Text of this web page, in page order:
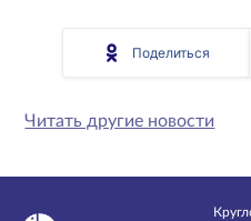
Поделиться
Читать другие новости